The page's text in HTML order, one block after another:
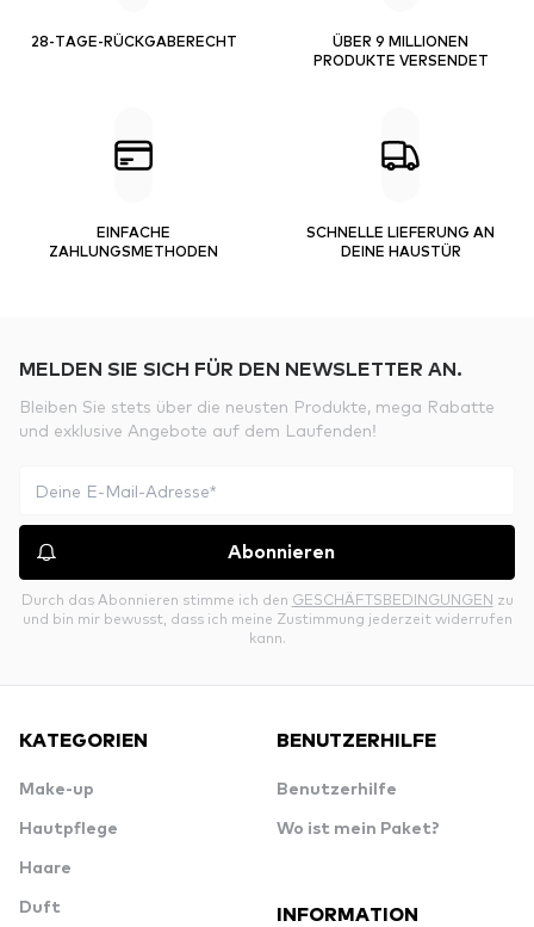
28-TAGE-RÜCKGABERECHT
ÜBER 9 MILLIONEN
PRODUKTE VERSENDET
EINFACHE
ZAHLUNGSMETHODEN
SCHNELLE LIEFERUNG AN
DEINE HAUSTÜR
MELDEN SIE SICH FÜR DEN NEWSLETTER AN.
Bleiben Sie stets über die neusten Produkte, mega Rabatte
und exklusive Angebote auf dem Laufenden!
Abonnieren
Durch das Abonnieren stimme ich den GESCHÄFTSBEDINGUNGEN zu
und bin mir bewusst, dass ich meine Zustimmung jederzeit widerrufen
kann.
KATEGORIEN
Make-up
Hautpflege
Haare
Duft
BENUTZERHILFE
Benutzerhilfe
Wo ist mein Paket?
INFORMATION